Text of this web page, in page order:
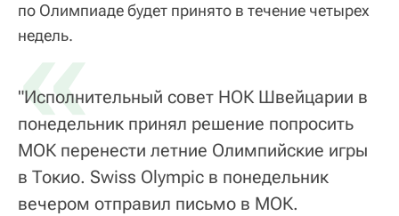
по Олимпиаде будет принято в течение четырех
недель.
«
"Исполнительный совет НОК Швейцарии в
понедельник принял решение попросить
МОК перенести летние Олимпийские игры
в Токио. Swiss Olympic в понедельник
вечером отправил письмо в МОК.